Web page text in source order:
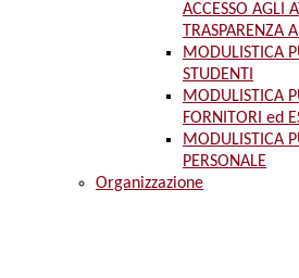
ACCESSO AGLI
TRASPARENZA
MODULISTICA
STUDENTI
MODULISTICA
FORNITORI ed
MODULISTICA
PERSONALE
Organizzazione